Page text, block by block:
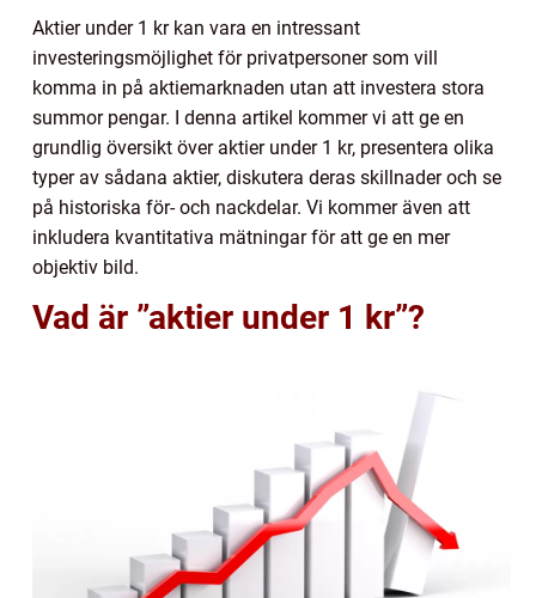
Aktier under 1 kr kan vara en intressant
investeringsmöjlighet för privatpersoner som vill
komma in på aktiemarknaden utan att investera stora
summor pengar. I denna artikel kommer vi att ge en
grundlig översikt över aktier under 1 kr, presentera olika
typer av sådana aktier, diskutera deras skillnader och se
på historiska för- och nackdelar. Vi kommer även att
inkludera kvantitativa mätningar för att ge en mer
objektiv bild.
Vad är ”aktier under 1 kr”?